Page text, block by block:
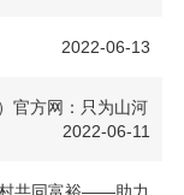
2022-06-13
官方网：只为山河
2022-06-11